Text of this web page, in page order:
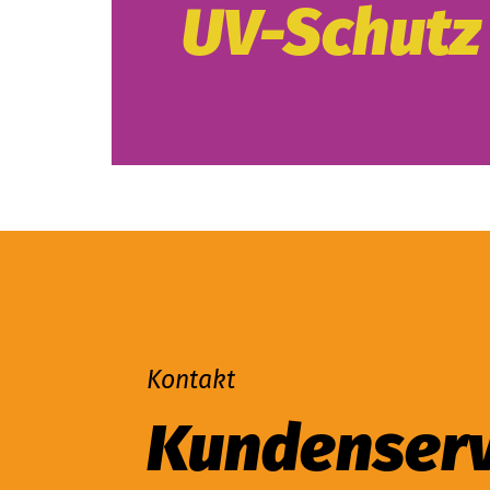
UV-Schutz
Kontakt